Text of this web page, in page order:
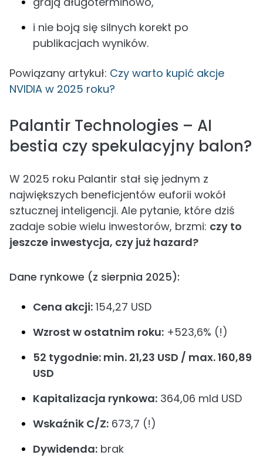
i nie boją się silnych korekt po
publikacjach wyników.
Powiązany artykuł: Czy warto kupić akcje
NVIDIA w 2025 roku?
Palantir Technologies – AI
bestia czy spekulacyjny balon?
W 2025 roku Palantir stał się jednym z
największych beneficjentów euforii wokół
sztucznej inteligencji. Ale pytanie, które dziś
zadaje sobie wielu inwestorów, brzmi: czy to
jeszcze inwestycja, czy już hazard?
Dane rynkowe (z sierpnia 2025):
Cena akcji: 154,27 USD
Wzrost w ostatnim roku: +523,6% (!)
52 tygodnie: min. 21,23 USD / max. 160,89
USD
Kapitalizacja rynkowa: 364,06 mld USD
Wskaźnik C/Z: 673,7 (!)
Dywidenda: brak